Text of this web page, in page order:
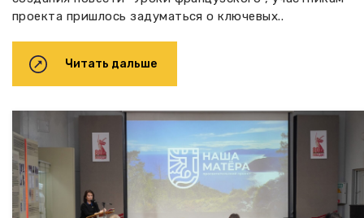
проекта пришлось задуматься о ключевых..
Читать дальше